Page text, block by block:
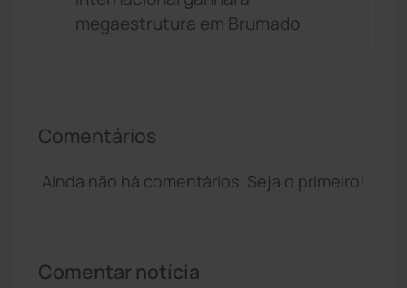
megaestrutura em Brumado
Comentários
Ainda não há comentários. Seja o primeiro!
Comentar notícia